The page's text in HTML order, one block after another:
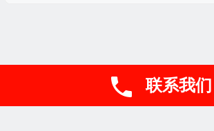
联系我们